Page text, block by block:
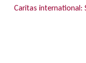
Caritas international: